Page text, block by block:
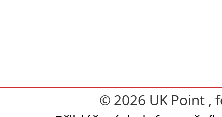
© 2026 UK Point ,